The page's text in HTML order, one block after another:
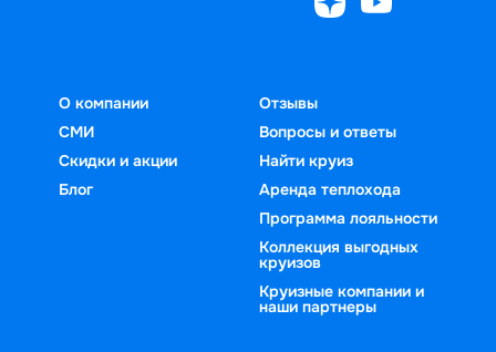
О компании
СМИ
Скидки и акции
Блог
Отзывы
Вопросы и ответы
Найти круиз
Аренда теплохода
Программа лояльности
Коллекция выгодных
круизов
Круизные компании и
наши партнеры